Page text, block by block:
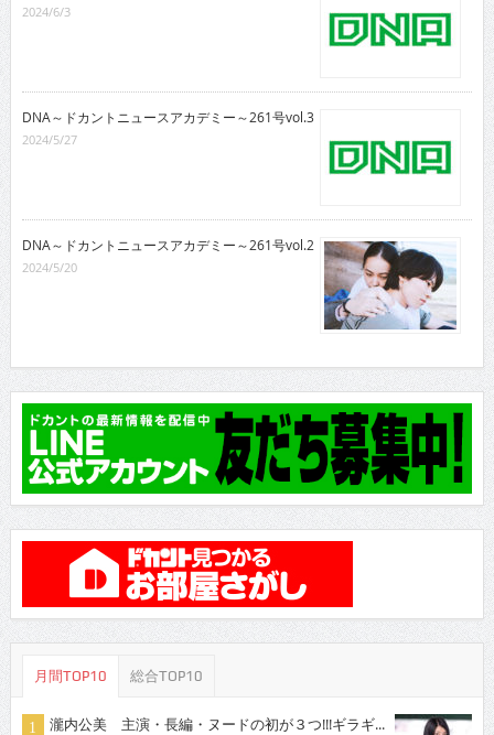
2024/6/3
DNA～ドカントニュースアカデミー～261号vol.3
2024/5/27
DNA～ドカントニュースアカデミー～261号vol.2
2024/5/20
月間TOP10 総合TOP10
瀧内公美 主演・長編・ヌードの初が３つ!!!ギラギ...